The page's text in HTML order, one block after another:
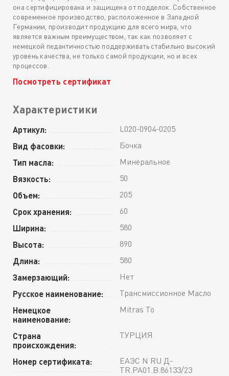
она сертифицирована и защищена от подделок. Собственное
современное производство, расположенное в Западной
Германии, производит продукцию для всего мира, что
является важным преимуществом, так как позволяет с
немецкой педантичностью поддерживать стабильно высокий
уровень качества, не только самой продукции, но и всех
процессов.
Посмотреть сертификат
Характеристики
Артикул: L020-0904-0205
Вид фасовки: Бочка
Тип масла: Минеральное
Вязкость: 50
Объем: 205
Срок хранения: 60
Ширина: 580
Высота: 890
Длина: 580
Замерзающий: Нет
Русское наименование: Трансмиссионное Масло
Немецкое
наименование:
Mitras To
Страна
происхождения:
ТУРЦИЯ
Номер сертификата:
ЕАЭС N RU Д-
TR.РА01.В.86133/23